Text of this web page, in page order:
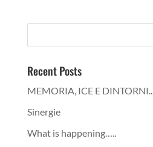
Recent Posts
MEMORIA, ICE E DINTORNI..
Sinergie
What is happening…..